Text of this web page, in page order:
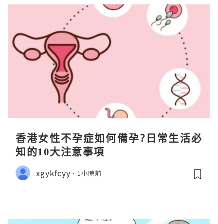
香港女性不孕症如何備孕?日常生活必
知的10大注意事項
xgykfcyy 1小時前